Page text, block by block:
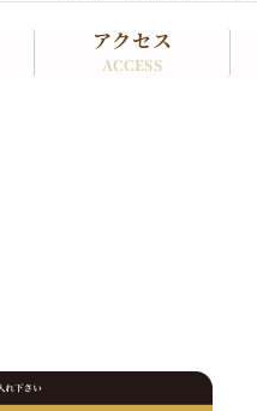
アクセス
ACCESS